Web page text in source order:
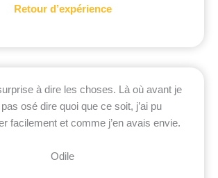
Retour d’expérience
à dire les choses. Là où avant je
pas osé dire quoi que ce soit, j’ai pu
facilement et comme j’en avais envie.
Odile